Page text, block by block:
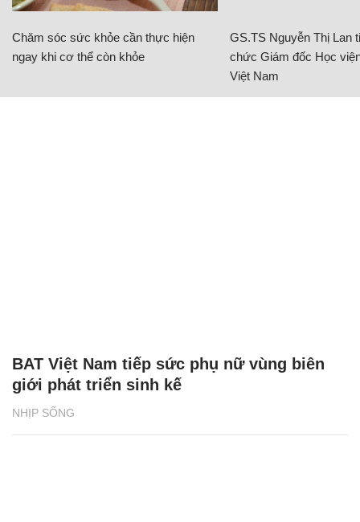
Chăm sóc sức khỏe cần thực hiện
ngay khi cơ thể còn khỏe
GS.TS Nguyễn Thị Lan
chức Giám đốc Học
Việt Nam
NHỊP SỐNG
BAT Việt Nam tiếp sức phụ nữ vùng biên
giới phát triển sinh kế